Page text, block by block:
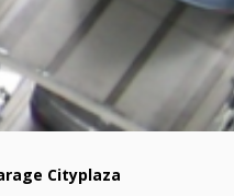
Cityplaza